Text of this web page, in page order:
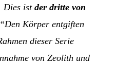
Dies ist der dritte von
Körper entgiften
dieser Serie
von Zeolith und